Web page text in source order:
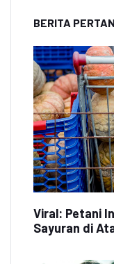
BERITA
Viral: Petani
Sayuran di